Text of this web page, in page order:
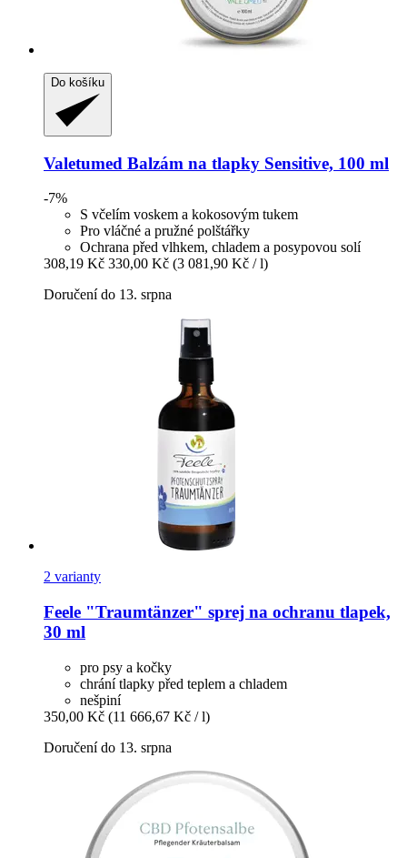
Do košíku
Valetumed Balzám na tlapky Sensitive, 100 ml
-7%
S včelím voskem a kokosovým tukem
Pro vláčné a pružné polštářky
Ochrana před vlhkem, chladem a posypovou solí
308,19 Kč 330,00 Kč (3 081,90 Kč / l)
Doručení do 13. srpna
2 varianty
Feele "Traumtänzer" sprej na ochranu tlapek,
30 ml
pro psy a kočky
chrání tlapky před teplem a chladem
nešpiní
350,00 Kč (11 666,67 Kč / l)
Doručení do 13. srpna